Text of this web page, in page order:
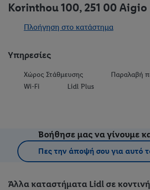
Korinthou 100, 251 00 Aigio
Πλοήγηση στο κατάστημα
Υπηρεσίες
Χώρος Στάθμευσης
Παραλαβή
Wi-Fi
Lidl Plus
Βοήθησε μας να γίνουμε
Πες την άποψή σου για αυτό
Άλλα καταστήματα Lidl σε